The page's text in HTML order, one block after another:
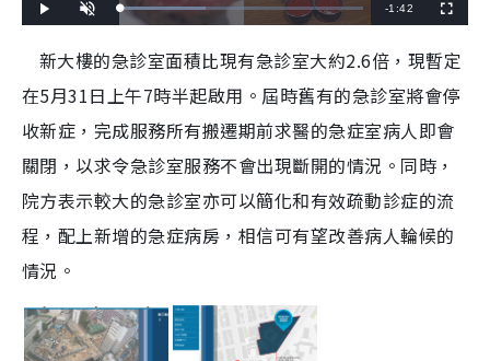
l
n
t
e
L
o
e
d
3
5
3
%
R
m
a
i
n
i
n
-1:42
u
s
c
e
e
新大樓的急診室面積比現有急診室大約2.6倍，現暫定
在5月31日上午7時半起啟用。屆時舊有的急診室將會停
收新症，完成服務所有搬遷期前求醫的急症室病人即會
關閉，以求令急診室服務不會出現斷開的情況。同時，
院方表示較大的急診室亦可以簡化和有效疏動診症的流
程，配上新增的急症病房，相信可有望改善病人輪候的
情況。